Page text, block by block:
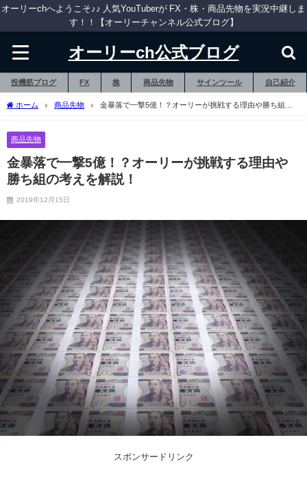
オーリーchへようこそ♪♪ 人気YouTuberが FX・株・商品先物を実況中継しま
す！！【オーリーチャンネル公式ブログ】
オーリーch公式ブログ
投機筋ブログ FX 株 商品先物 サインツール 自己紹介
ホーム 商品先物
金暴落で一撃5億！？オーリーが挑戦する理由や勝ち組の
商品先物
金暴落で一撃5億！？オーリーが挑戦する理由や
勝ち組の考えを解説！
2019年12月15日
スポンサードリンク